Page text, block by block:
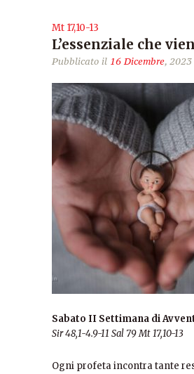
Mt 17,10-13
L’essenziale che
Pubblicato il 16 Dicembre, 2023
Sabato II Settimana di
Sir 48,1-4.9-11 Sal 79 Mt 17,10-13
Ogni profeta incontra tante